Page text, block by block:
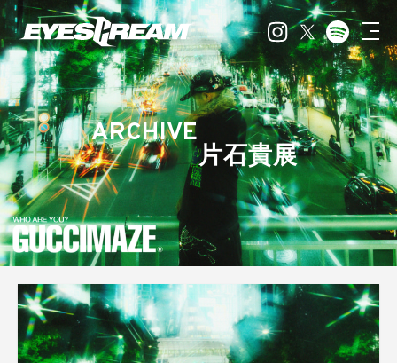
ARCHIVE
片石貴展